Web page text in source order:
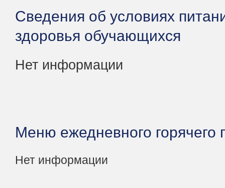
Сведения об условиях
здоровья обучающихся
Нет информации
Меню ежедневного горячего
Нет информации